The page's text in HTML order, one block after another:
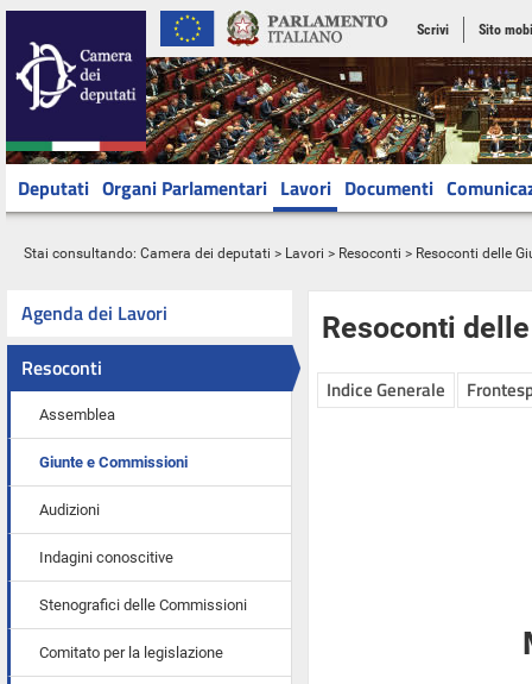
Scrivi Sito
Deputati Organi Parlamentari Lavori Documenti
Stai consultando: Camera dei deputati > Lavori > Resoconti > Resoconti delle
Agenda dei Lavori
Resoconti
Assemblea
Giunte e Commissioni
Audizioni
Indagini conoscitive
Stenografici delle Commissioni
Comitato per la legislazione
Resoconti
Indice Generale